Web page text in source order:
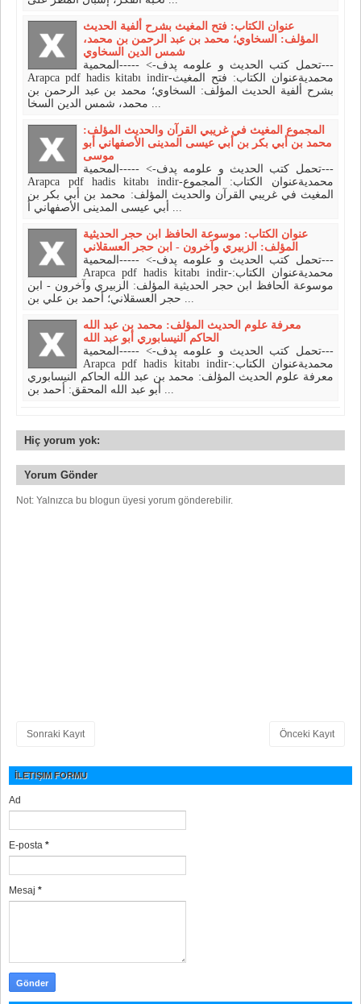
عنوان الكتاب: فتح المغيث بشرح ألفية الحديث
المؤلف: السخاوي؛ محمد بن عبد الرحمن بن محمد،
شمس الدين السخاوي
تحمل كتب الحديث و علومه پدف-> -----المحمية---
Arapca pdf hadis kitabı indir-محمديةعنوان الكتاب: فتح المغيث
بشرح ألفية الحديث المؤلف: السخاوي؛ محمد بن عبد الرحمن بن
محمد، شمس الدين السخا ...
المجموع المغيث في غريبي القرآن والحديث المؤلف:
محمد بن أبي بكر بن أبي عيسى المدينى الأصفهاني أبو
موسى
تحمل كتب الحديث و علومه پدف-> -----المحمية---
Arapca pdf hadis kitabı indir-محمديةعنوان الكتاب: المجموع
المغيث في غريبي القرآن والحديث المؤلف: محمد بن أبي بكر بن
أبي عيسى المدينى الأصفهاني أ ...
عنوان الكتاب: موسوعة الحافظ ابن حجر الحديثية
المؤلف: الزبيري وآخرون - ابن حجر العسقلاني
تحمل كتب الحديث و علومه پدف-> -----المحمية---
Arapca pdf hadis kitabı indir-محمديةعنوان الكتاب:
موسوعة الحافظ ابن حجر الحديثية المؤلف: الزبيري وآخرون - ابن
حجر العسقلاني؛ أحمد بن علي بن ...
معرفة علوم الحديث المؤلف: محمد بن عبد الله
الحاكم النيسابوري أبو عبد الله
تحمل كتب الحديث و علومه پدف-> -----المحمية---
Arapca pdf hadis kitabı indir-محمديةعنوان الكتاب:
معرفة علوم الحديث المؤلف: محمد بن عبد الله الحاكم النيسابوري
أبو عبد الله المحقق: أحمد بن ...
Hiç yorum yok:
Yorum Gönder
Not: Yalnızca bu blogun üyesi yorum gönderebilir.
Sonraki Kayıt Önceki Kayıt
İLETIŞIM FORMU
Ad
E-posta*
Mesaj*